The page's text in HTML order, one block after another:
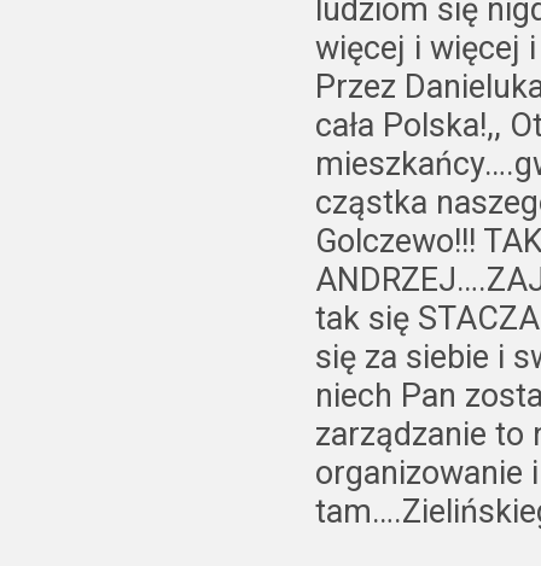
ludziom się
więcej i więcej
Przez
cała Polska!,,
cząstka
Golczewo!!!
tak się
się za siebie i
niech Pan
zarządzanie to
organizowanie